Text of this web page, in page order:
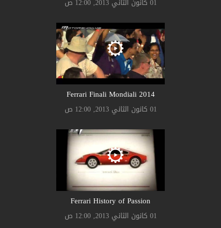
Ferrari Finali Mondiali 2014
01 كانون الثاني 2013, 12:00 ص
Ferrari History of Passion
01 كانون الثاني 2013, 12:00 ص